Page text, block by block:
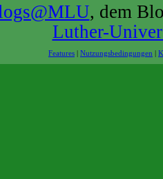
, dem
Luther-
Features | Nutzungsbedingungen |